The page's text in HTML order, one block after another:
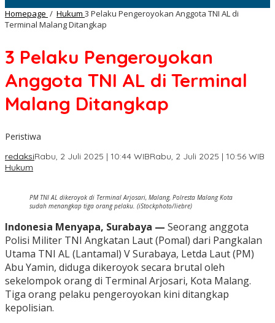
Homepage / Hukum 3 Pelaku Pengeroyokan Anggota TNI AL di
Terminal Malang Ditangkap
3 Pelaku Pengeroyokan
Anggota TNI AL di Terminal
Malang Ditangkap
Peristiwa
redaksiRabu, 2 Juli 2025 | 10:44 WIBRabu, 2 Juli 2025 | 10:56 WIB
Hukum
PM TNI AL dikeroyok di Terminal Arjosari, Malang, Polresta Malang Kota
sudah menangkap tiga orang pelaku. (iStockphoto/liebre)
Indonesia Menyapa, Surabaya — Seorang anggota
Polisi Militer TNI Angkatan Laut (Pomal) dari Pangkalan
Utama TNI AL (Lantamal) V Surabaya, Letda Laut (PM)
Abu Yamin, diduga dikeroyok secara brutal oleh
sekelompok orang di Terminal Arjosari, Kota Malang.
Tiga orang pelaku pengeroyokan kini ditangkap
kepolisian.